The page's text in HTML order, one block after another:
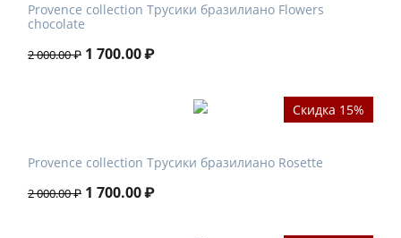
Provence collection Трусики бразилиано Flowers
chocolate
2 000.00₽ 1 700.00₽
Скидка 15%
Provence collection Трусики бразилиано Rosette
2 000.00₽ 1 700.00₽